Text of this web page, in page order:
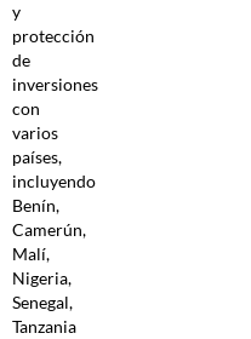
y
protección
de
inversiones
con
varios
países,
incluyendo
Benín,
Camerún,
Malí,
Nigeria,
Senegal,
Tanzania